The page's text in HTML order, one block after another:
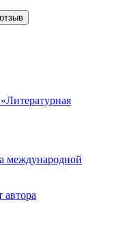
международной
автора